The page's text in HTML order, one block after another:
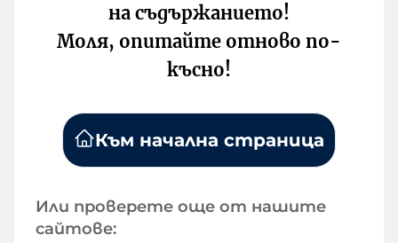
на съдържанието!
Моля, опитайте отново по-
късно!
Към начална страница
Или проверете още от нашите
сайтове: